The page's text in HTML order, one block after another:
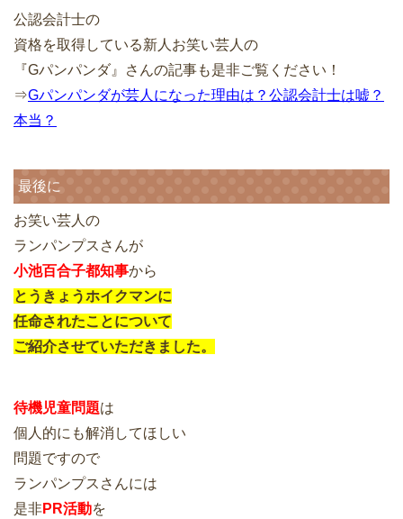
公認会計士の
資格を取得している新人お笑い芸人の
『Gパンパンダ』さんの記事も是非ご覧ください！
⇒Gパンパンダが芸人になった理由は？公認会計士は嘘？
本当？
最後に
お笑い芸人の
ランパンプスさんが
小池百合子都知事から
とうきょうホイクマンに
任命されたことについて
ご紹介させていただきました。
待機児童問題は
個人的にも解消してほしい
問題ですので
ランパンプスさんには
是非PR活動を